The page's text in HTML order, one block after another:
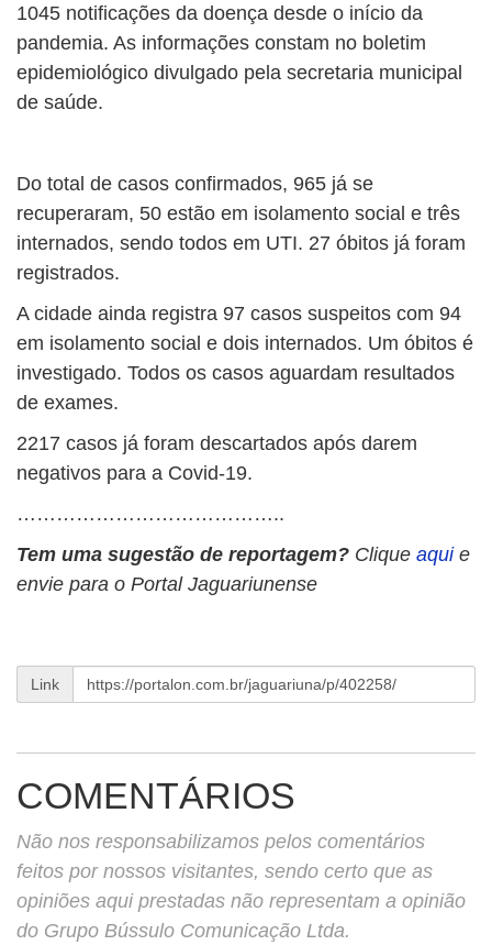
1045 notificações da doença desde o início da
pandemia. As informações constam no boletim
epidemiológico divulgado pela secretaria municipal
de saúde.
Do total de casos confirmados, 965 já se
recuperaram, 50 estão em isolamento social e três
internados, sendo todos em UTI. 27 óbitos já foram
registrados.
A cidade ainda registra 97 casos suspeitos com 94
em isolamento social e dois internados. Um óbitos é
investigado. Todos os casos aguardam resultados
de exames.
2217 casos já foram descartados após darem
negativos para a Covid-19.
…………………………………..
Tem uma sugestão de reportagem? Clique aqui e
envie para o Portal Jaguariunense
Link
COMENTÁRIOS
Não nos responsabilizamos pelos comentários
feitos por nossos visitantes, sendo certo que as
opiniões aqui prestadas não representam a opinião
do Grupo Bússulo Comunicação Ltda.